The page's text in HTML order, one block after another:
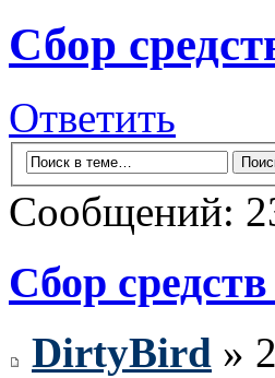
Сбор
Ответить
Сообщений:
Сбор
DirtyBird »